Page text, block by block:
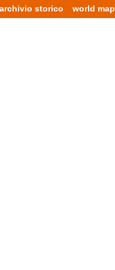
archivio storico world map